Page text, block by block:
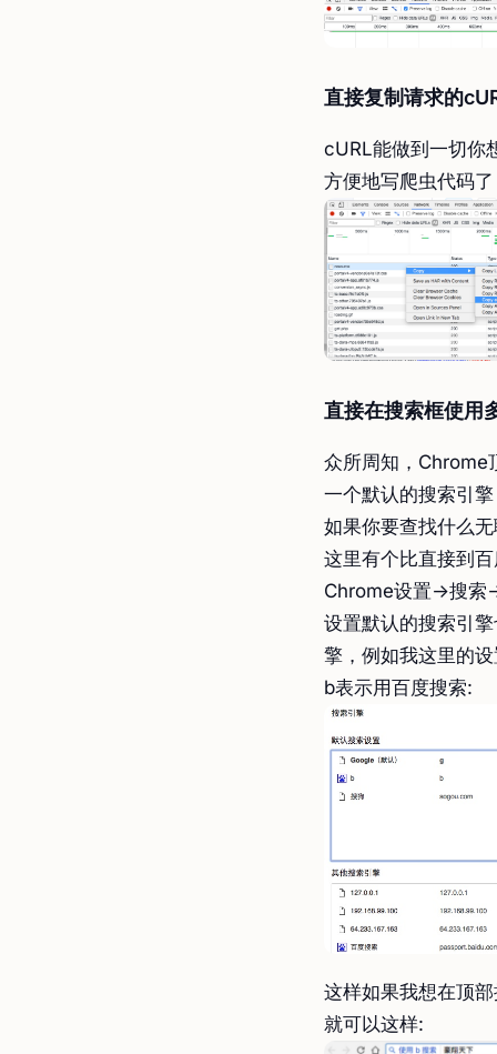
直接复制请求的
cURL能做到一切你
方便地写爬虫代码了 ​
直接在搜索框使用
众所周知，Chrome
一个默认的搜索引
如果你要查找什么
这里有个比直接到
Chrome设置->搜索
设置默认的搜索引
擎，例如我这里的
b表示用百度搜索: ​
这样如果我想在顶
就可以这样: